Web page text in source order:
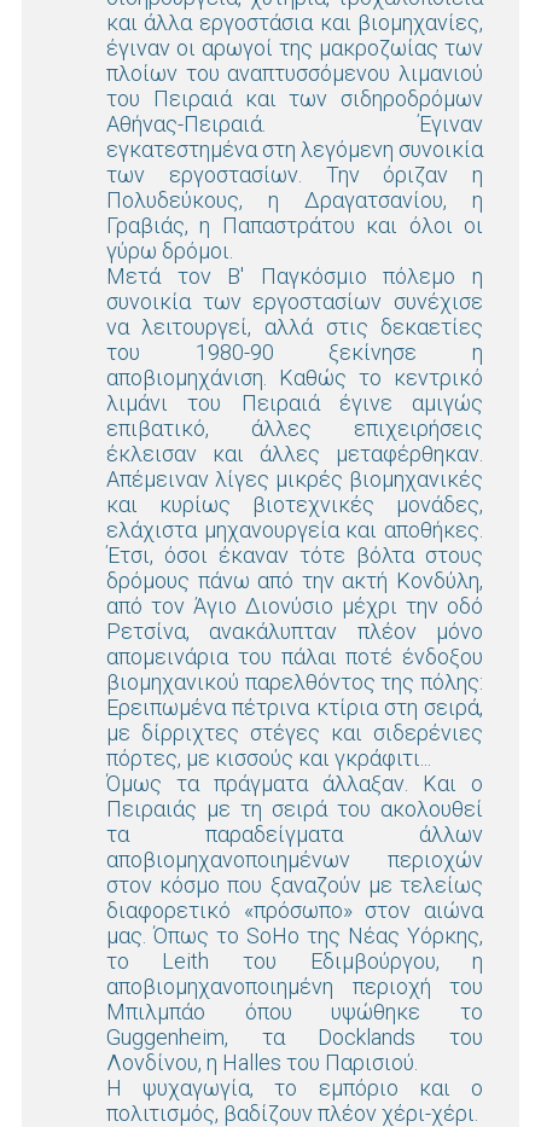
και άλλα εργοστάσια και βιομηχανίες,
έγιναν οι αρωγοί της μακροζωίας των
πλοίων του αναπτυσσόμενου λιμανιού
του Πειραιά και των σιδηροδρόμων
Αθήνας-Πειραιά. Έγιναν
εγκατεστημένα στη λεγόμενη συνοικία
των εργοστασίων. Την όριζαν η
Πολυδεύκους, η Δραγατσανίου, η
Γραβιάς, η Παπαστράτου και όλοι οι
γύρω δρόμοι.
Μετά τον Β' Παγκόσμιο πόλεμο η
συνοικία των εργοστασίων συνέχισε
να λειτουργεί, αλλά στις δεκαετίες
του 1980-90 ξεκίνησε η
αποβιομηχάνιση. Καθώς το κεντρικό
λιμάνι του Πειραιά έγινε αμιγώς
επιβατικό, άλλες επιχειρήσεις
έκλεισαν και άλλες μεταφέρθηκαν.
Απέμειναν λίγες μικρές βιομηχανικές
και κυρίως βιοτεχνικές μονάδες,
ελάχιστα μηχανουργεία και αποθήκες.
Έτσι, όσοι έκαναν τότε βόλτα στους
δρόμους πάνω από την ακτή Κονδύλη,
από τον Άγιο Διονύσιο μέχρι την οδό
Ρετσίνα, ανακάλυπταν πλέον μόνο
απομεινάρια του πάλαι ποτέ ένδοξου
βιομηχανικού παρελθόντος της πόλης:
Ερειπωμένα πέτρινα κτίρια στη σειρά,
με δίρριχτες στέγες και σιδερένιες
πόρτες, με κισσούς και γκράφιτι...
Όμως τα πράγματα άλλαξαν. Και ο
Πειραιάς με τη σειρά του ακολουθεί
τα παραδείγματα άλλων
αποβιομηχανοποιημένων περιοχών
στον κόσμο που ξαναζούν με τελείως
διαφορετικό «πρόσωπο» στον αιώνα
μας. Όπως το SoHo της Νέας Υόρκης,
το Leith του Εδιμβούργου, η
αποβιομηχανοποιημένη περιοχή του
Μπιλμπάο όπου υψώθηκε το
Guggenheim, τα Docklands του
Λονδίνου, η Halles του Παρισιού.
Η ψυχαγωγία, το εμπόριο και ο
πολιτισμός, βαδίζουν πλέον χέρι-χέρι.